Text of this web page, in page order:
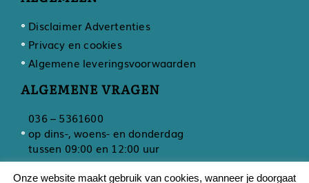
Disclaimer Advertenties
Privacy en cookies
Algemene leveringsvoorwaarden
ALGEMENE VRAGEN
036 – 5361600
op dins-, woens- en donderdag
tussen 09:00 en 12:00 uur
Onze website maakt gebruik van cookies, wanneer je doorgaat